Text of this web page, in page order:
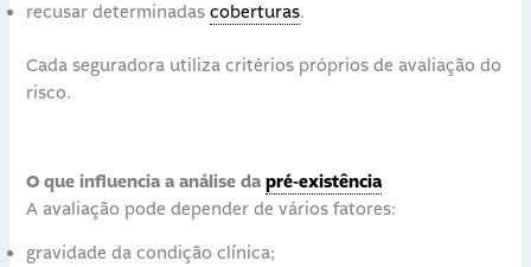
recusar determinadascoberturas.
Cada seguradora utiliza critérios próprios de avaliação do
risco.
O que influencia a análise dapré-existência
A avaliação pode depender de vários fatores:
gravidade da condição clínica;